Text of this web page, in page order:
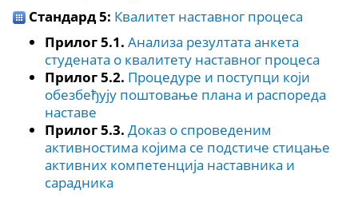
Стандард 5: Квалитет наставног процеса
Прилог 5.1. Анализа резултата анкета
студената о квалитету наставног процеса
Прилог 5.2. Процедуре и поступци који
обезбеђују поштовање плана и распореда
наставе
Прилог 5.3. Доказ о спроведеним
активностима којима се подстиче стицање
активних компетенција наставника и
сарадника